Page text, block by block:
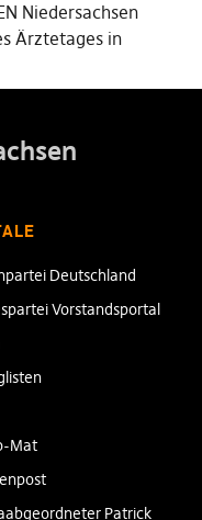
Niedersachsen
Ärztetages in
Deutschland
Vorstandsportal
Mat
Patrick